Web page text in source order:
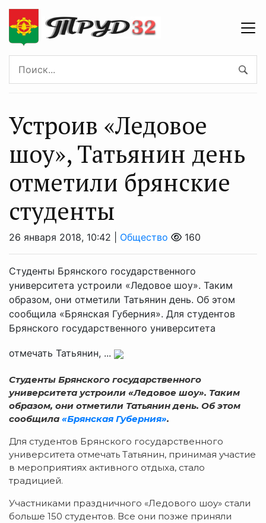
Устроив «Ледовое
шоу», Татьянин день
отметили брянские
студенты
26 января 2018, 10:42 | Общество 160
Студенты Брянского государственного
университета устроили «Ледовое шоу». Таким
образом, они отметили Татьянин день. Об этом
сообщила «Брянская Губерния». Для студентов
Брянского государственного университета
отмечать Татьянин, ...
Студенты Брянского государственного
университета устроили «Ледовое шоу». Таким
образом, они отметили Татьянин день. Об этом
сообщила «Брянская Губерния».
Для студентов Брянского государственного
университета отмечать Татьянин, принимая участие
в мероприятиях активного отдыха, стало
традицией.
Участниками праздничного «Ледового шоу» стали
больше 150 студентов. Все они позже приняли